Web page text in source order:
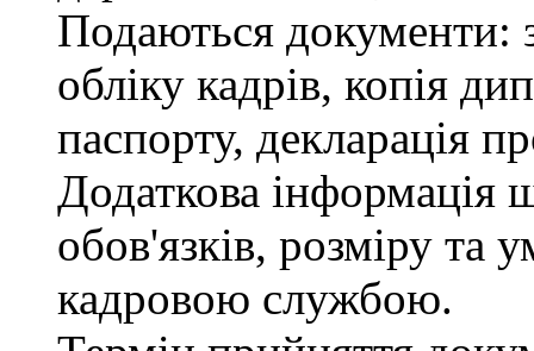
Подаються документи:
обліку кадрів, копія
паспорту, декларація
Додаткова інформація
обов'язків, розміру та
кадровою службою.